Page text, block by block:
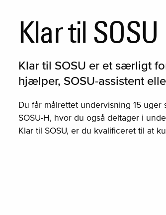
Klar til SOSU
Klar til SOSU er et særligt
hjælper, SOSU-assistent
Du får målrettet undervisning 15
SOSU-H, hvor du også deltager i
Klar til SOSU, er du kvalificeret til at